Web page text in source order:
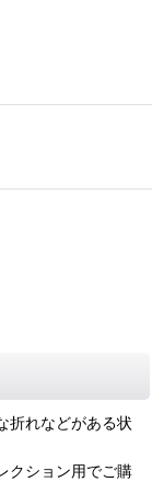
折れなどがある状
クション用でご購